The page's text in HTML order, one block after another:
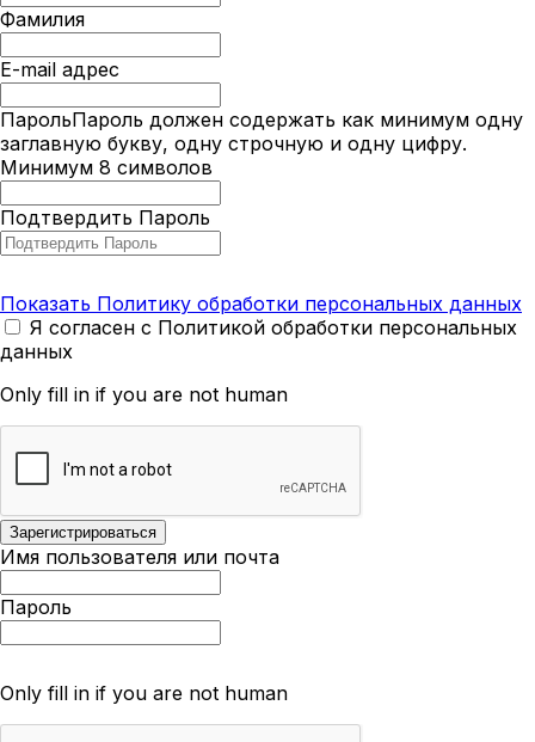
Фамилия
E-mail адрес
ПарольПароль должен содержать как минимум одну
заглавную букву, одну строчную и одну цифру.
Минимум 8 символов
Подтвердить Пароль
Показать Политику обработки персональных данных
Я согласен с Политикой обработки персональных
данных
Only fill in if you are not human
Имя пользователя или почта
Пароль
Only fill in if you are not human